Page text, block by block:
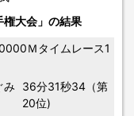
権大会」の結果
Ｍタイムレース1
み
36分31秒34（第
20位)